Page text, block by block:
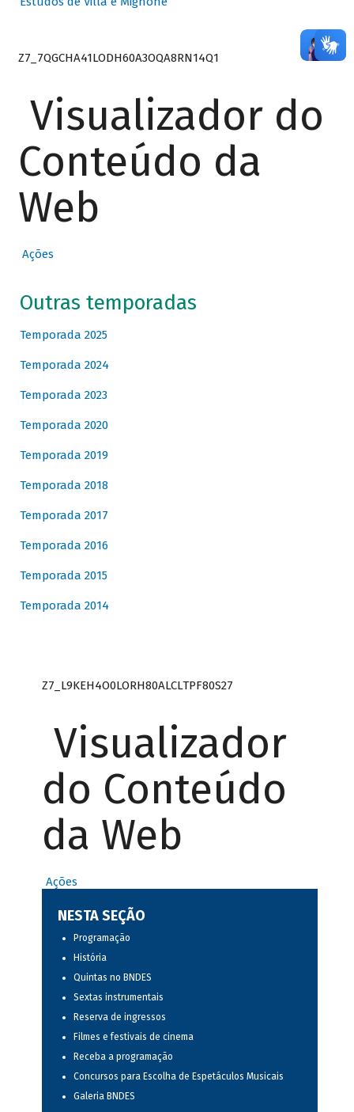
Z7_7QGCHA41LODH60A3OQA8RN14Q1
Visualizador do
Conteúdo da
Web
Ações
Outras temporadas
Temporada 2025
Temporada 2024
Temporada 2023
Temporada 2020
Temporada 2019
Temporada 2018
Temporada 2017
Temporada 2016
Temporada 2015
Temporada 2014
Z7_L9KEH4O0LORH80ALCLTPF80S27
Visualizador
do Conteúdo
da Web
Ações
NESTA SEÇÃO
Programação
História
Quintas no BNDES
Sextas instrumentais
Reserva de ingressos
Filmes e festivais de cinema
Receba a programação
Concursos para Escolha de Espetáculos Musicais
Galeria BNDES